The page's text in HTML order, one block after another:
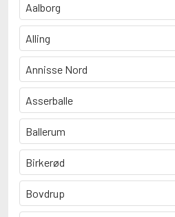
Aalborg
Alling
Annisse Nord
Asserballe
Ballerum
Birkerød
Bovdrup